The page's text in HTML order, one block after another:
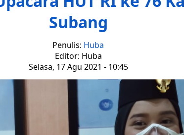
Subang
Penulis: Huba
Editor: Huba
Selasa, 17 Agu 2021 - 10:45